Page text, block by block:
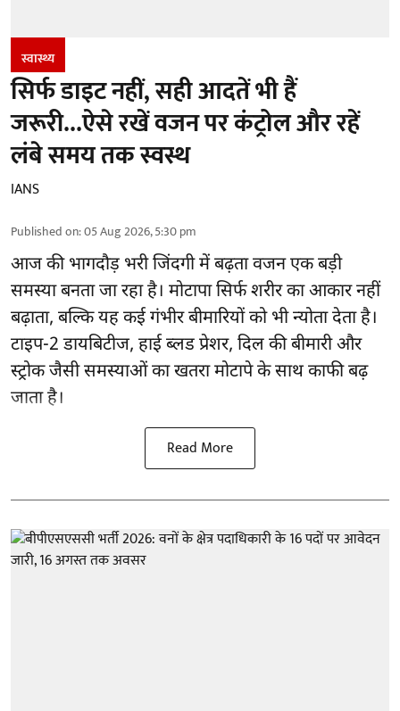
स्वास्थ्य
सिर्फ डाइट नहीं, सही आदतें भी हैं
जरूरी...ऐसे रखें वजन पर कंट्रोल और रहें
लंबे समय तक स्वस्थ
IANS
Published on:05 Aug 2026, 5:30 pm
आज की भागदौड़ भरी जिंदगी में बढ़ता वजन एक बड़ी
समस्या बनता जा रहा है। मोटापा सिर्फ शरीर का आकार नहीं
बढ़ाता, बल्कि यह कई गंभीर बीमारियों को भी न्योता देता है।
टाइप-2 डायबिटीज, हाई ब्लड प्रेशर, दिल की बीमारी और
स्ट्रोक जैसी समस्याओं का खतरा मोटापे के साथ काफी बढ़
जाता है।
Read More